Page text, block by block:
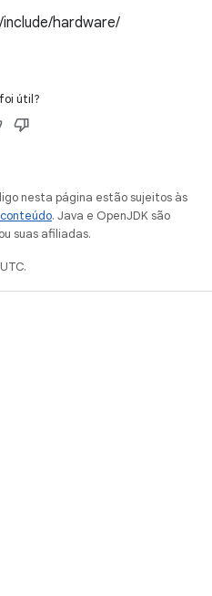
hardware/
útil?
nesta página estão sujeitos às
. Java e OpenJDK são
suas afiliadas.